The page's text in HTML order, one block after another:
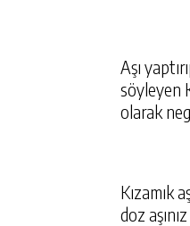
Aşı
söyleyen
olarak
Kızamık
doz